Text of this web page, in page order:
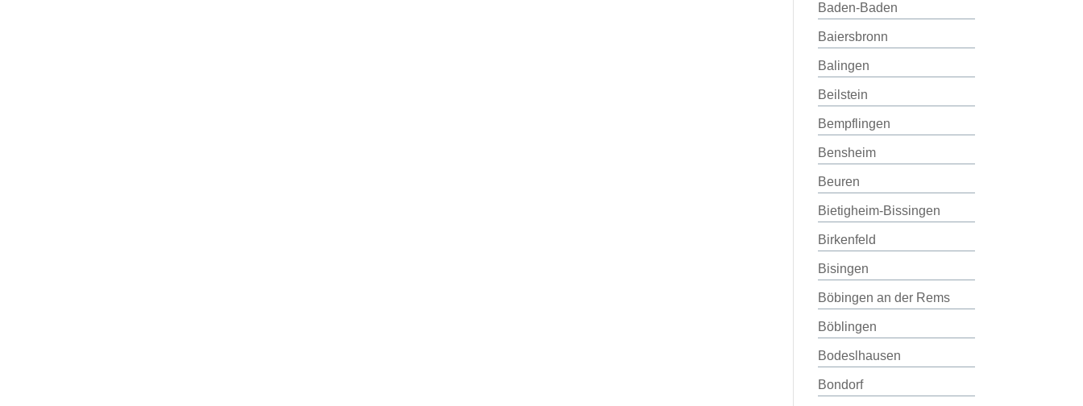
Baden-Baden
Baiersbronn
Balingen
Beilstein
Bempflingen
Bensheim
Beuren
Bietigheim-Bissingen
Birkenfeld
Bisingen
Böbingen an der Rems
Böblingen
Bodeslhausen
Bondorf